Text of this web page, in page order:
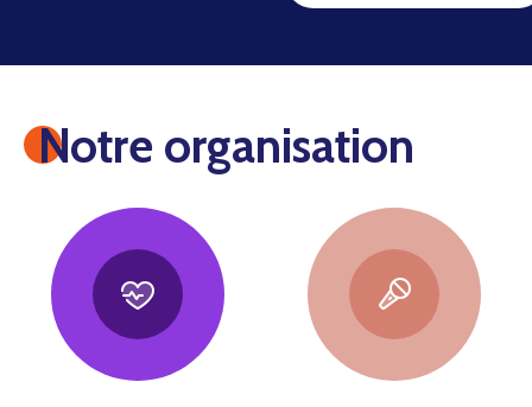
Notre organisation